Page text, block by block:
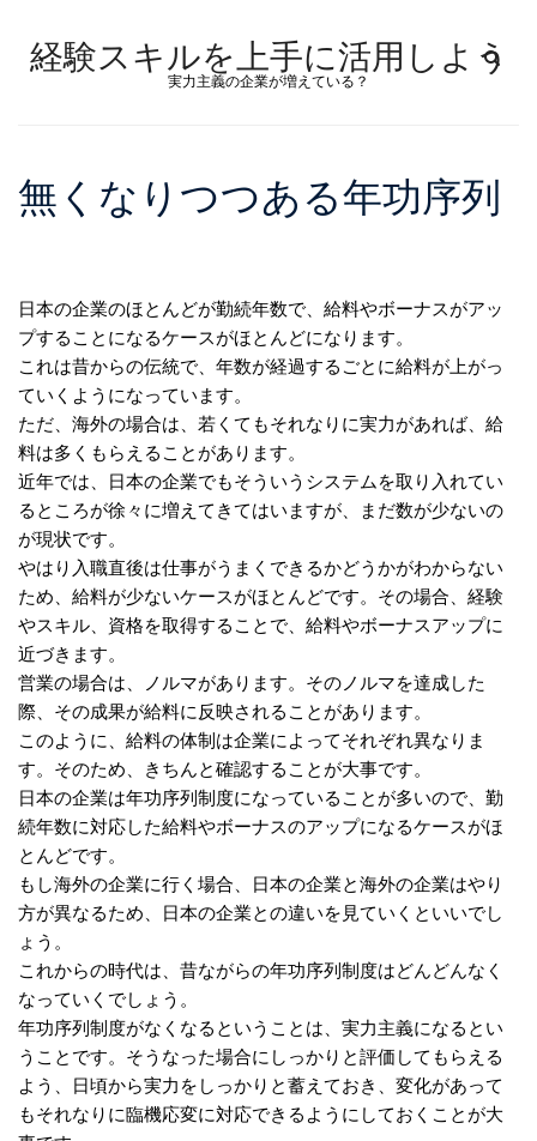
経験スキルを上手に活用しよう
実力主義の企業が増えている？
無くなりつつある年功序列
日本の企業のほとんどが勤続年数で、給料やボーナスがアッ
プすることになるケースがほとんどになります。
これは昔からの伝統で、年数が経過するごとに給料が上がっ
ていくようになっています。
ただ、海外の場合は、若くてもそれなりに実力があれば、給
料は多くもらえることがあります。
近年では、日本の企業でもそういうシステムを取り入れてい
るところが徐々に増えてきてはいますが、まだ数が少ないの
が現状です。
やはり入職直後は仕事がうまくできるかどうかがわからない
ため、給料が少ないケースがほとんどです。その場合、経験
やスキル、資格を取得することで、給料やボーナスアップに
近づきます。
営業の場合は、ノルマがあります。そのノルマを達成した
際、その成果が給料に反映されることがあります。
このように、給料の体制は企業によってそれぞれ異なりま
す。そのため、きちんと確認することが大事です。
日本の企業は年功序列制度になっていることが多いので、勤
続年数に対応した給料やボーナスのアップになるケースがほ
とんどです。
もし海外の企業に行く場合、日本の企業と海外の企業はやり
方が異なるため、日本の企業との違いを見ていくといいでし
ょう。
これからの時代は、昔ながらの年功序列制度はどんどんなく
なっていくでしょう。
年功序列制度がなくなるということは、実力主義になるとい
うことです。そうなった場合にしっかりと評価してもらえる
よう、日頃から実力をしっかりと蓄えておき、変化があって
もそれなりに臨機応変に対応できるようにしておくことが大